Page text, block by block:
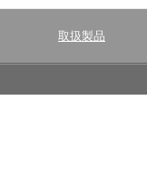
取扱製品